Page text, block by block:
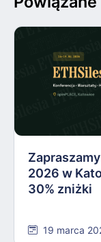
2026 w
30% zniżki
19 marca